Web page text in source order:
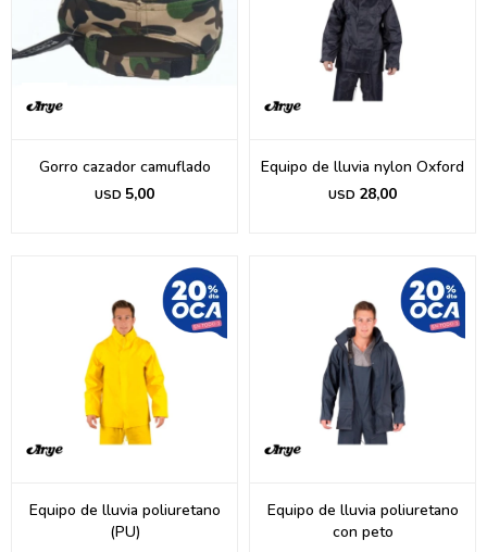
Gorro cazador camuflado
USD 5,00
Equipo de lluvia nylon Oxford
USD 28,00
Equipo de lluvia poliuretano
(PU)
Equipo de lluvia poliuretano
con peto